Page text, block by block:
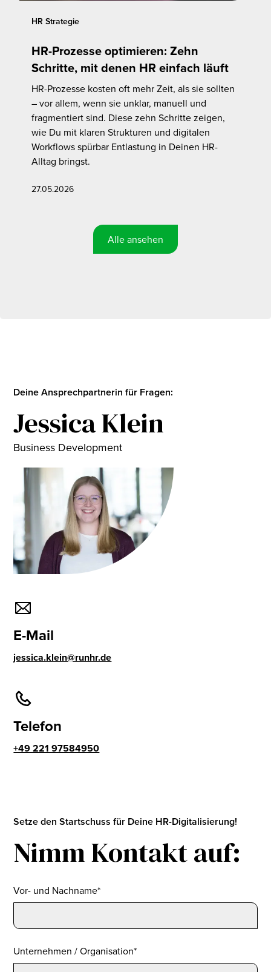
HR Strategie
HR-Prozesse optimieren: Zehn
Schritte, mit denen HR einfach läuft
HR-Prozesse kosten oft mehr Zeit, als sie sollten
– vor allem, wenn sie unklar, manuell und
fragmentiert sind. Diese zehn Schritte zeigen,
wie Du mit klaren Strukturen und digitalen
Workflows spürbar Entlastung in Deinen HR-
Alltag bringst.
27.05.2026
Alle ansehen
Deine Ansprechpartnerin für Fragen:
Jessica Klein
Business Development
E-Mail
jessica.klein@runhr.de
Telefon
+49 221 97584950
Setze den Startschuss für Deine HR-Digitalisierung!
Nimm Kontakt auf:
Vor- und Nachname*
Unternehmen / Organisation*